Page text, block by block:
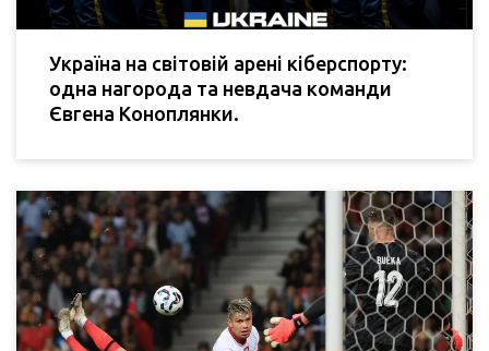
Україна на світовій арені кіберспорту:
одна нагорода та невдача команди
Євгена Коноплянки.